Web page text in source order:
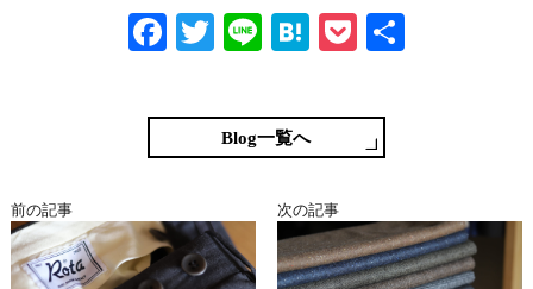
Fa
bo
ok
T
tte
r
Li
H
en
a
P
ke
t
Blog一覧へ
前の記事 次の記事